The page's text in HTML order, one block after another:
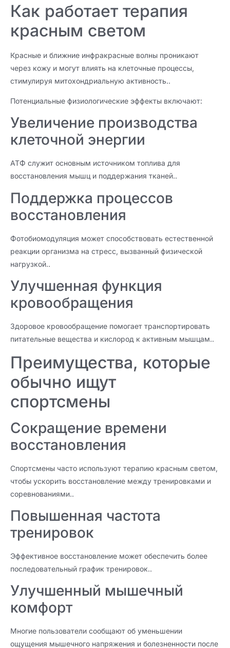
Как работает терапия
красным светом
Красные и ближние инфракрасные волны проникают
через кожу и могут влиять на клеточные процессы,
стимулируя митохондриальную активность..
Потенциальные физиологические эффекты включают:
Увеличение производства
клеточной энергии
АТФ служит основным источником топлива для
восстановления мышц и поддержания тканей..
Поддержка процессов
восстановления
Фотобиомодуляция может способствовать естественной
реакции организма на стресс, вызванный физической
нагрузкой..
Улучшенная функция
кровообращения
Здоровое кровообращение помогает транспортировать
питательные вещества и кислород к активным мышцам..
Преимущества, которые
обычно ищут
спортсмены
Сокращение времени
восстановления
Спортсмены часто используют терапию красным светом,
чтобы ускорить восстановление между тренировками и
соревнованиями..
Повышенная частота
тренировок
Эффективное восстановление может обеспечить более
последовательный график тренировок..
Улучшенный мышечный
комфорт
Многие пользователи сообщают об уменьшении
ощущения мышечного напряжения и болезненности после